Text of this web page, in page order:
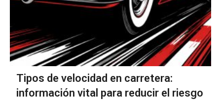
Tipos de velocidad en carretera:
información vital para reducir el riesgo